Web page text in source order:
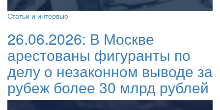
Статьи и интервью
26.06.2026: В Москве
арестованы фигуранты по
делу о незаконном выводе за
рубеж более 30 млрд рублей